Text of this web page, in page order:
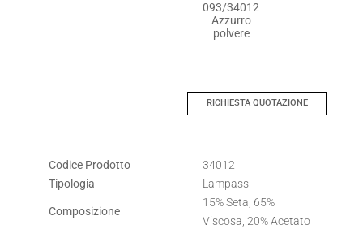
093/34012
Azzurro
polvere
RICHIESTA QUOTAZIONE
Codice Prodotto
34012
Tipologia
Lampassi
Composizione
15% Seta, 65%
Viscosa, 20% Acetato